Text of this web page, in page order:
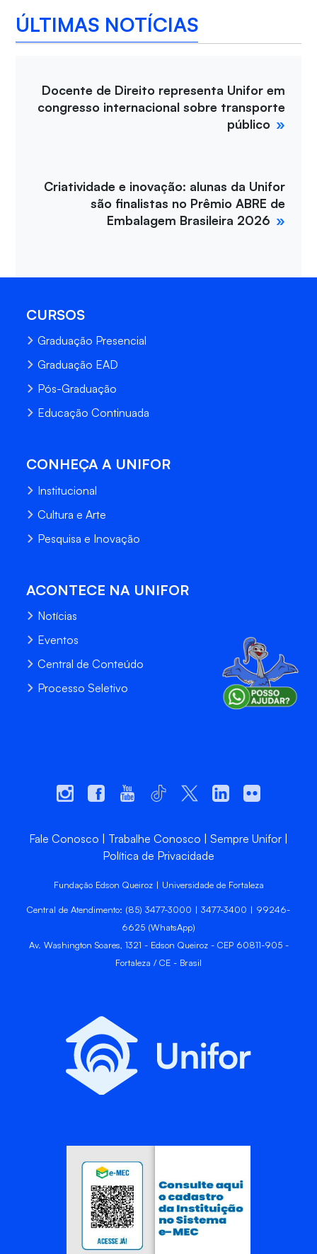
ÚLTIMAS NOTÍCIAS
Docente de Direito representa Unifor em
congresso internacional sobre transporte
público
Criatividade e inovação: alunas da Unifor
são finalistas no Prêmio ABRE de
Embalagem Brasileira 2026
CURSOS
Graduação Presencial
Graduação EAD
Pós-Graduação
Educação Continuada
CONHEÇA A UNIFOR
Institucional
Cultura e Arte
Pesquisa e Inovação
ACONTECE NA UNIFOR
Notícias
Eventos
Central de Conteúdo
Processo Seletivo
Fale Conosco Trabalhe Conosco
Sempre Unifor
Política de Privacidade
Fundação Edson Queiroz | Universidade de Fortaleza
Central de Atendimento: (85) 3477-3000 | 3477-3400 | 99246-
6625 (WhatsApp)
Av. Washington Soares, 1321 - Edson Queiroz - CEP 60811-905 -
Fortaleza / CE - Brasil